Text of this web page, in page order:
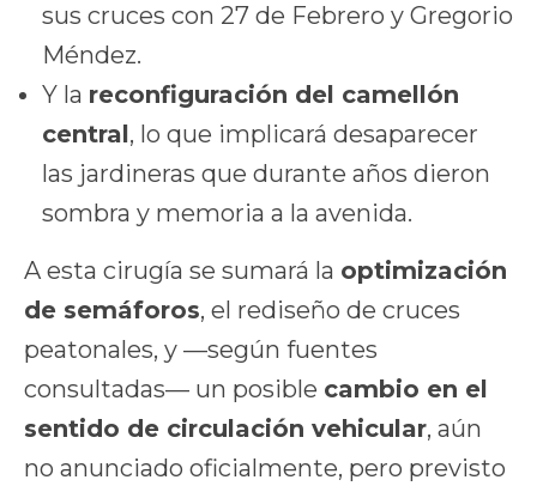
sus cruces con 27 de Febrero y Gregorio
Méndez.
Y la reconfiguración del camellón
central, lo que implicará desaparecer
las jardineras que durante años dieron
sombra y memoria a la avenida.
A esta cirugía se sumará la optimización
de semáforos, el rediseño de cruces
peatonales, y —según fuentes
consultadas— un posible cambio en el
sentido de circulación vehicular, aún
no anunciado oficialmente, pero previsto